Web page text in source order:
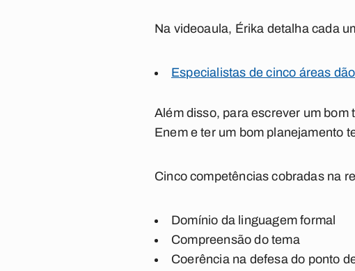
Na videoaula, Érika detalha cada
Especialistas de cinco áreas
Além disso, para escrever um
Enem e ter um bom planejamento
Cinco competências cobradas na
Domínio da linguagem formal
Compreensão do tema
Coerência na defesa do ponto